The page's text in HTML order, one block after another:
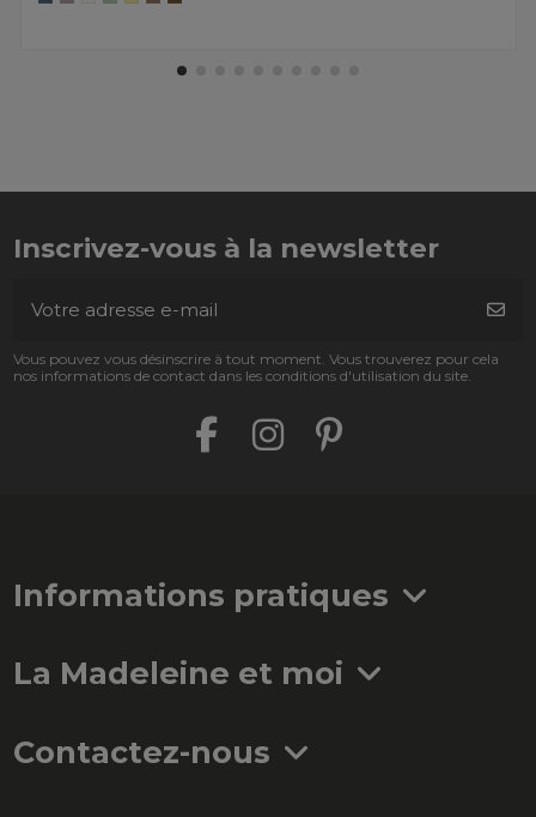
Inscrivez-vous à la newsletter
Vous pouvez vous désinscrire à tout moment. Vous trouverez pour cela
nos informations de contact dans les conditions d'utilisation du site.
Informations pratiques
La Madeleine et moi
Contactez-nous